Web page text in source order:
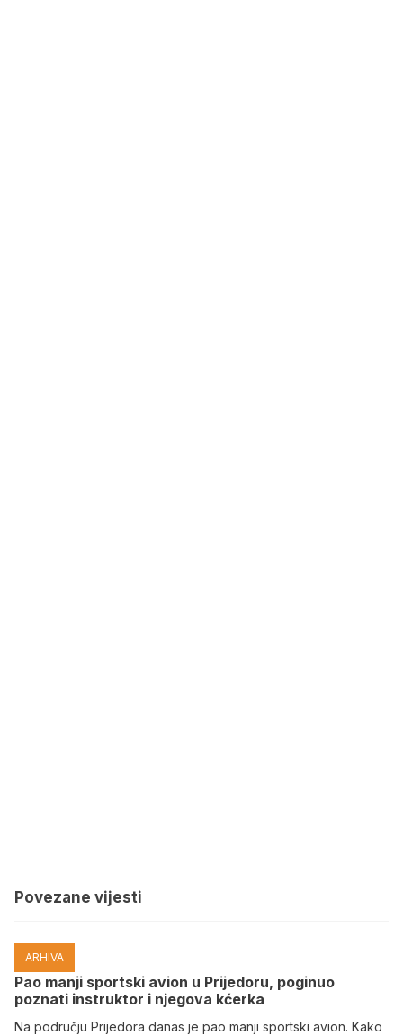
Povezane vijesti
ARHIVA
Pao manji sportski avion u Prijedoru, poginuo
poznati instruktor i njegova kćerka
Na području Prijedora danas je pao manji sportski avion. Kako